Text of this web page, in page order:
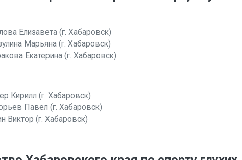
Елизавета (г. Хабаровск)
Марьяна (г. Хабаровск)
Екатерина (г. Хабаровск)
Кирилл (г. Хабаровск)
Павел (г. Хабаровск)
Виктор (г. Хабаровск)